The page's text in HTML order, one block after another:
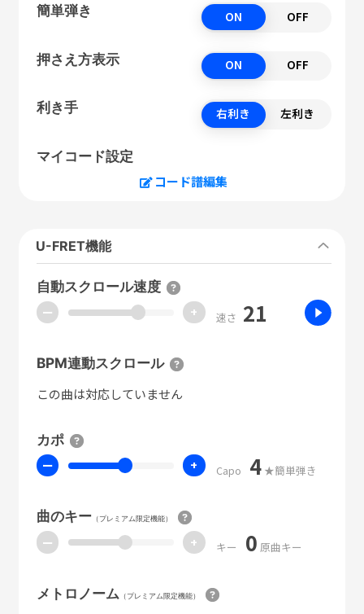
簡単弾き ON OFF
押さえ方表示 ON OFF
利き手 右利き 左利き
マイコード設定
コード譜編集
U-FRET機能
自動スクロール速度
ー + 速さ 21
BPM連動スクロール
この曲は対応していません
カポ
ー + Capo 4 ★簡単弾き
曲のキー（プレミアム限定機能）
ー + キー 0 原曲キー
メトロノーム （プレミアム限定機能）